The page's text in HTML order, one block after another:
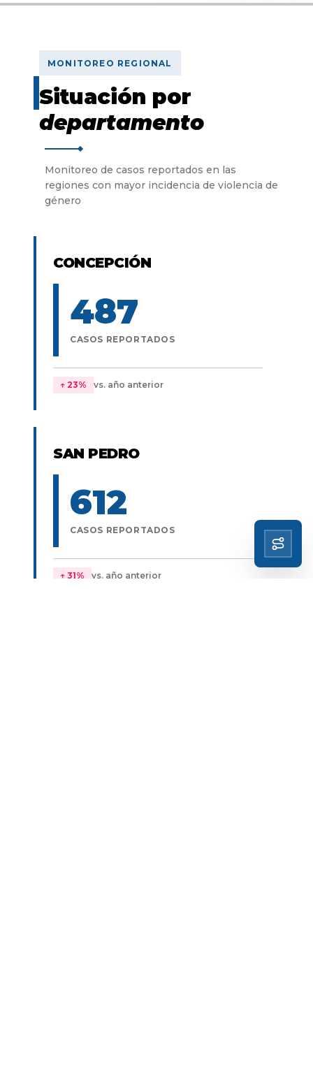
MONITOREO REGIONAL
Situación por
departamento
Monitoreo de casos reportados en las
regiones con mayor incidencia de violencia de
género
CONCEPCIÓN
487
CASOS REPORTADOS
↑ 23% vs. año anterior
SAN PEDRO
612
CASOS REPORTADOS
↑ 31% vs. año anterior